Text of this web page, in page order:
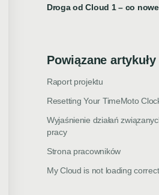
Droga od Cloud 1 – co
Powiązane artykuły
Raport projektu
Resetting Your TimeMoto
Wyjaśnienie działań
pracy
Strona pracowników
My Cloud is not loading